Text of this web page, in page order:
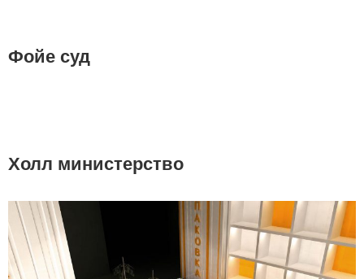
Фойе суд
Холл министерство